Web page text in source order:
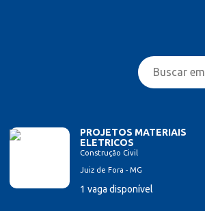
PROJETOS MATERIAIS
ELETRICOS
Construção Civil
Juiz de Fora - MG
1 vaga disponível